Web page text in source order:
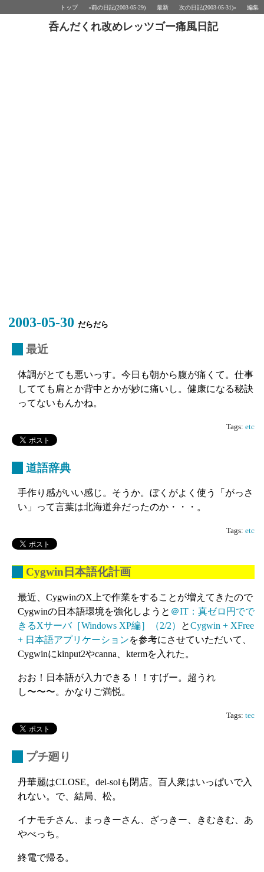
トップ «前の日記(2003-05-29) 最新 次の日記(2003-05-31)» 編集
呑んだくれ改めレッツゴー痛風日記
2003-05-30 だらだら
最近
体調がとても悪いっす。今日も朝から腹が痛くて。仕事
してても肩とか背中とかが妙に痛いし。健康になる秘訣
ってないもんかね。
Tags: etc
道語辞典
手作り感がいい感じ。そうか。ぼくがよく使う「がっさ
い」って言葉は北海道弁だったのか・・・。
Tags: etc
Cygwin日本語化計画
最近、CygwinのX上で作業をすることが増えてきたので
Cygwinの日本語環境を強化しようと ＠IT：真ゼロ円でで
きるXサーバ［Windows XP編］（2/2）
とCygwin + XFree
+ 日本語アプリケーションを参考にさせていただいて、
Cygwinにkinput2やcanna、ktermを入れた。
おお！日本語が入力できる！！すげー。超うれ
し〜〜〜。かなりご満悦。
Tags: tec
プチ廻り
丹華麗はCLOSE。del-solも閉店。百人衆はいっぱいで入
れない。で、結局、松。
イナモチさん、まっきーさん、ざっきー、きむきむ、あ
やべっち。
終電で帰る。